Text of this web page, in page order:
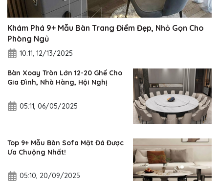
Khám Phá 9+ Mẫu Bàn Trang Điểm Đẹp, Nhỏ Gọn Cho
Phòng Ngủ
10:11, 12/13/2025
Bàn Xoay Tròn Lớn 12-20 Ghế Cho
Gia Đình, Nhà Hàng, Hội Nghị
05:11, 06/05/2025
Top 9+ Mẫu Bàn Sofa Mặt Đá Được
Ưa Chuộng Nhất!
05:10, 20/09/2025